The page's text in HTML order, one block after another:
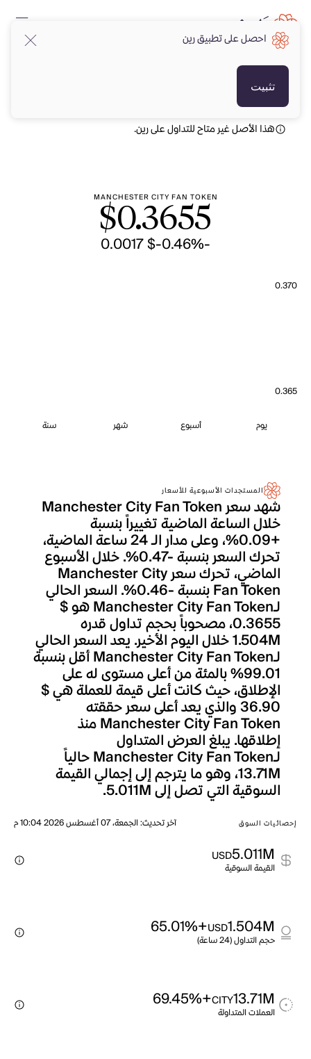
هذا الأصل غير متاح للتداول على رين.
MANCHESTER CITY FAN TOKEN
$0.3655
-0.46%
-$ 0.0017
0.370
0.365
يوم أسبوع شهر سنة
المستجدات الأسبوعية للأسعار
شهد سعر Manchester City Fan Token
خلال الساعة الماضية تغييراً بنسبة
+0.09%، وعلى مدار الـ 24 ساعة الماضية،
تحرك السعر بنسبة -0.47%. خلال الأسبوع
الماضي، تحرك سعر Manchester City
Fan Token بنسبة -0.46%. السعر الحالي
لـManchester City Fan Token هو $
0.3655، مصحوباً بحجم تداول قدره
1.504M خلال اليوم الأخير. يعد السعر الحالي
لـManchester City Fan Token أقل بنسبة
99.01% بالمئة من أعلى مستوى له على
الإطلاق، حيث كانت أعلى قيمة للعملة هي $
36.90 والذي يعد أعلى سعر حققته
Manchester City Fan Token منذ
إطلاقها. يبلغ العرض المتداول
لـManchester City Fan Token حالياً
13.71M، وهو ما يترجم إلى إجمالي القيمة
السوقية التي تصل إلى 5.011M.
إحصائيات السوق آخر تحديث:الجمعة، 07 أغسطس 2026 10:04 م
5.011M
USD
القيمة السوقية
1.504M
USD
+65.01%
حجم التداول (24 ساعة)
13.71M
CITY
+69.45%
العملات المتداولة
احصل على تطبيق رين
تثبيت